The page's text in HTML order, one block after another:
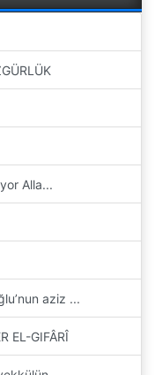
Alla...
aziz ...
EL-GIFÂRÎ